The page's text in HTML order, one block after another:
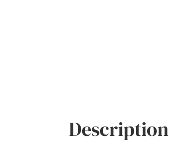
Description